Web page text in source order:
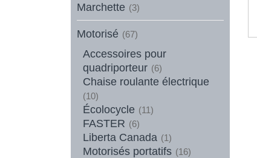
Marchette (3)
Motorisé (67)
Accessoires pour
quadriporteur (6)
Chaise roulante électrique
(10)
Écolocycle (11)
FASTER (6)
Liberta Canada (1)
Motorisés portatifs (16)